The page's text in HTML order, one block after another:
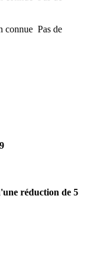
connue Pas de
réduction de 5